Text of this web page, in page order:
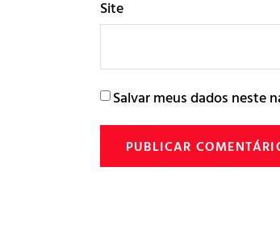
Site
Salvar meus dados neste